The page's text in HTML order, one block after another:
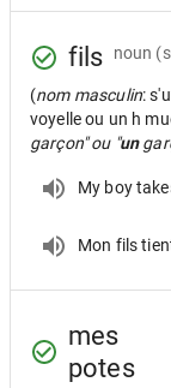
fils noun
(nom masculin:
voyelle ou un h
garçon" ou "un
My boy
Mon fils
mes
potes